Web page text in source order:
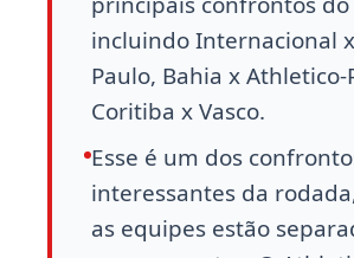
incluindo Internacional
Paulo, Bahia x Athletico-
Coritiba x Vasco.
Esse é um dos
interessantes da
as equipes estão